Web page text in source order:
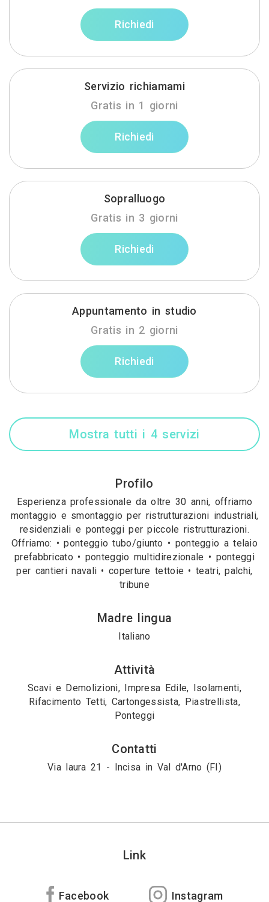
Richiedi
Servizio richiamami
Gratis in 1 giorni
Richiedi
Sopralluogo
Gratis in 3 giorni
Richiedi
Appuntamento in studio
Gratis in 2 giorni
Richiedi
Mostra tutti i 4 servizi
Profilo
Esperienza professionale da oltre 30 anni, offriamo
montaggio e smontaggio per ristrutturazioni industriali,
residenziali e ponteggi per piccole ristrutturazioni.
Offriamo: • ponteggio tubo/giunto • ponteggio a telaio
prefabbricato • ponteggio multidirezionale • ponteggi
per cantieri navali • coperture tettoie • teatri, palchi,
tribune
Madre lingua
Italiano
Attività
Scavi e Demolizioni, Impresa Edile, Isolamenti,
Rifacimento Tetti, Cartongessista, Piastrellista,
Ponteggi
Contatti
Via laura 21 - Incisa in Val d'Arno (FI)
Link
Facebook Instagram